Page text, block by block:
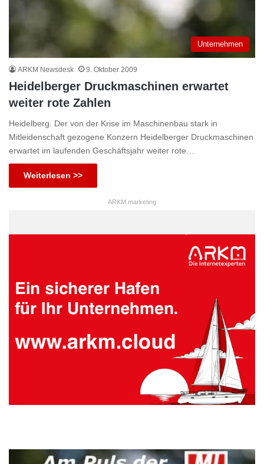
Unternehmen
ARKM Newsdesk 9. Oktober 2009
Heidelberger Druckmaschinen erwartet
weiter rote Zahlen
Heidelberg. Der von der Krise im Maschinenbau stark in
Mitleidenschaft gezogene Konzern Heidelberger Druckmaschinen
erwartet im laufenden Geschäftsjahr weiter rote…
Weiterlesen >>
ARKM.marketing